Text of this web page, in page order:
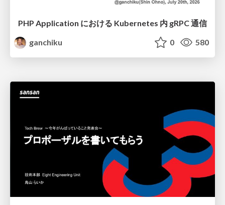
PHP Application における Kubernetes 内 gRPC 通信
ganchiku
0 580